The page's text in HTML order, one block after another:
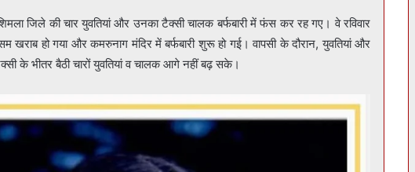
जिले की चार युवतियां और उनका टैक्सी चालक बर्फबारी में फंस कर रह गए। वे रविवार
हो गया और कमरुनाग मंदिर में बर्फबारी शुरू हो गई। वापसी के दौरान, युवतियां और
के भीतर बैठी चारों युवतियां व चालक आगे नहीं बढ़ सके।